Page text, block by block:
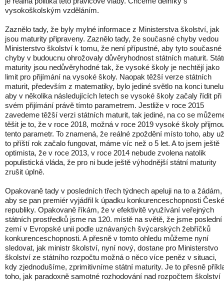
vysokoškolským vzděláním.
Zaznělo tady, že byly mylné informace z Ministerstva školství, jak
jsou maturity připraveny. Zaznělo tady, že současné chyby vedou
Ministerstvo školství k tomu, že není přípustné, aby tyto současné
chyby v budoucnu ohrožovaly důvěryhodnost státních maturit.
maturity jsou nedůvěryhodné tak, že vysoké školy je nechtějí jako
limit pro přijímání na vysoké školy. Naopak těžší verze státních
maturit, především z matematiky, bylo jediné světlo na konci
aby v několika následujících letech se vysoké školy začaly řídit při
svém přijímání právě tímto parametrem. Jestliže v roce 2015
zavedeme těžší verzi státních maturit, tak jediné, na co se
těšit je to, že v roce 2018, možná v roce 2019 vysoké školy
tento parametr. To znamená, že reálné zpoždění místo toho, aby už
to příští rok začalo fungovat, máme víc než o 5 let. A to jsem ještě
optimista, že v roce 2013, v roce 2014 nebude zvolena natolik
populistická vláda, že pro ni bude ještě výhodnější státní maturity
zrušit úplně.
Opakovaně tady v posledních třech týdnech apeluji na to a žádám,
aby se pan premiér vyjádřil k úpadku konkurenceschopnosti České
republiky. Opakovaně říkám, že v efektivitě využívání veřejných
státních prostředků jsme na 120. místě na světě, že jsme poslední
zemí v Evropské unii podle uznávaných švýcarských žebříčků
konkurenceschopnosti. A přesně v tomto ohledu můžeme nyní
sledovat, jak ministr školství, nyní nový, dostane pro Ministerstvo
školství ze státního rozpočtu možná o něco více peněz v situaci,
kdy zjednodušíme, zprimitivníme státní maturity. Je to přesně
toho, jak paradoxně samotné rozhodování nad rozpočtem školství